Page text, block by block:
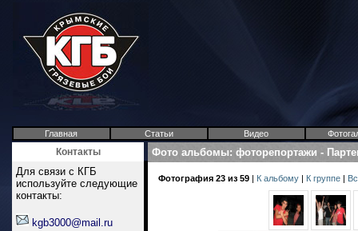
Главная Статьи Видео
Контакты
Для связи с КГБ
используйте следующие
контакты:
kgb3000@mail.ru
Фото альбомы: фоторепортажи -
Фотография 23 из 59 | К альбому | К группе |